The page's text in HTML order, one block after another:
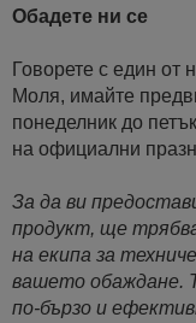
Обадете ни се
Говорете с един от
Моля, имайте
понеделник до
на официални
За да ви
продукт, ще
на екипа за
вашето обаждане.
по-бързо и